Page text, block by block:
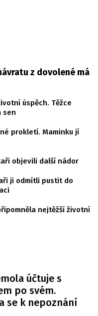
z dovolené má
úspěch. Těžce
sen
prokletí. Maminku jí
objevili další nádor
ji odmítli pustit do
nejtěžší životní
účtuje s
po svém.
se k nepoznání